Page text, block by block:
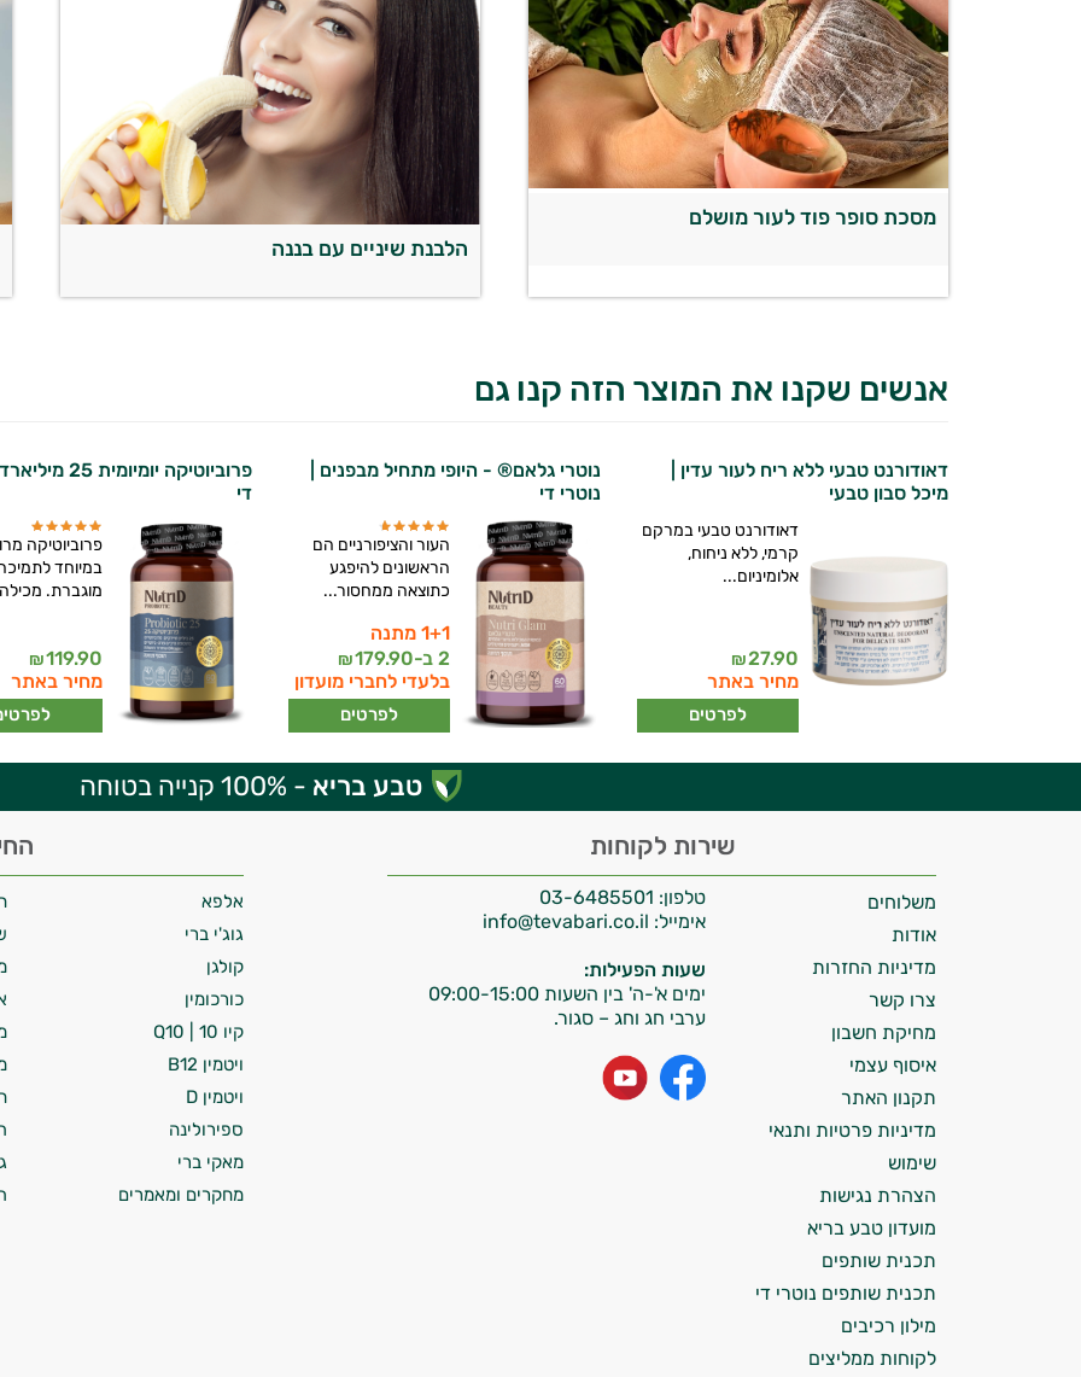
מסכת סופר פוד לעור מושלם
הלבנת שיניים עם בננה
אנשים שקנו את המוצר הזה קנו גם
דאודורנט טבעי ללא ריח לעור עדין |
מיכל סבון טבעי
דאודורנט טבעי במרקם
קרמי, ללא ניחוח,
אלומיניום...
27.90
₪
מחיר באתר
לפרטים
נוטרי גלאם® - היופי מתחיל מבפנים |
נוטרי די
העור והציפורניים הם
הראשונים להיפגע
כתוצאה ממחסור...
1+1 מתנה
2 ב-
179.90
₪
בלעדי לחברי מועדון
לפרטים
פרוביוטיקה
די
פרוביוטיקה
במיוחד
מוגברת. מכילה
119.90
₪
מחיר באתר
טבע בריא - 100% קנייה בטוחה
שירות לקוחות
טלפון: 03-6485501
אימייל:
שעות הפעילות:
ימים א'-ה' בין השעות 09:00-15:00
ערבי חג וחג – סגור.
משלוחים
אודות
מדיניות החזרות
צרו קשר
מחיקת חשבון
איסוף עצמי
תקנון האתר
מדיניות פרטיות ותנאי
שימוש
הצהרת נגישות
מועדון טבע בריא
תכנית שותפים
תכנית שותפים נוטרי די
מילון רכיבים
לקוחות ממליצים
אלפא
גוג'י ברי
קולגן
כורכומין
קיו 10 | Q10
ויטמין B12
ויטמין D
ספירולינה
מאקי ברי
מחקרים ומאמרים
יועץ בריאות אישי AI
התשובות שלי מבוססות על מאגרי מידע קליניים
וספרות מקצועית בתחומי הרפואה הטבעית
ותזונת הספורט.
אני כאן כדי לעזור לך להתאים את תוספי
התזונה ומוצרי הבריאות המדויקים למטרות
ולמצב הגופני שלך, ולהסביר לך אילו רכיבים
עובדים יחד כדי למקסם תוצאות גם בחיי היום
המטרה שלי היא להתאים עבורך המלצות
אישיות מבוססות מדעית.
זה הזמן להתחיל. איך אוכל לעזור?